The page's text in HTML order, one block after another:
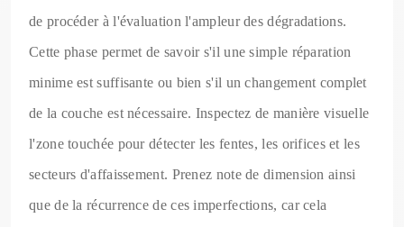
de procéder à l'évaluation l'ampleur des dégradations.
Cette phase permet de savoir s'il une simple réparation
minime est suffisante ou bien s'il un changement complet
de la couche est nécessaire. Inspectez de manière visuelle
l'zone touchée pour détecter les fentes, les orifices et les
secteurs d'affaissement. Prenez note de dimension ainsi
que de la récurrence de ces imperfections, car cela